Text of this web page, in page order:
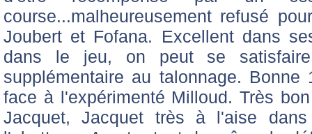
course...malheureusement refusé
Joubert et Fofana. Excellent dans
dans le jeu, on peut se
supplémentaire au talonnage.
face à l'expérimenté Milloud. Très
Jacquet, Jacquet très à l'aise